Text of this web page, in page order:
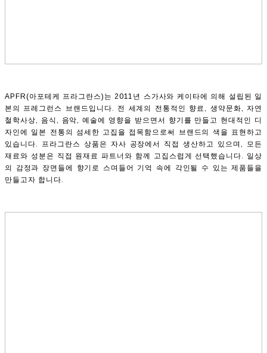
APFR(아포테케 프라그란스)는 2011년 스가사와 케이타에 의해 설립된 일
본의 프레그런스 브랜드입니다. 전 세계의 전통적인 향료, 생약문화, 자연
철학사상, 음식, 음악, 예술에 영향을 받으면서 향기를 만들고 현대적인 디
자인에 일본 전통의 섬세한 고집을 접목함으로써 브랜드의 색을 표현하고
있습니다. 프라그란스 상품은 자사 공장에서 직접 생산하고 있으며, 모든
재료와 성분은 직접 원재료 파트너와 함께 고집스럽게 선택했습니다. 일상
의 감정과 장면들에 향기로 스며들어 기억 속에 각인될 수 있는 제품들을
만들고자 합니다.